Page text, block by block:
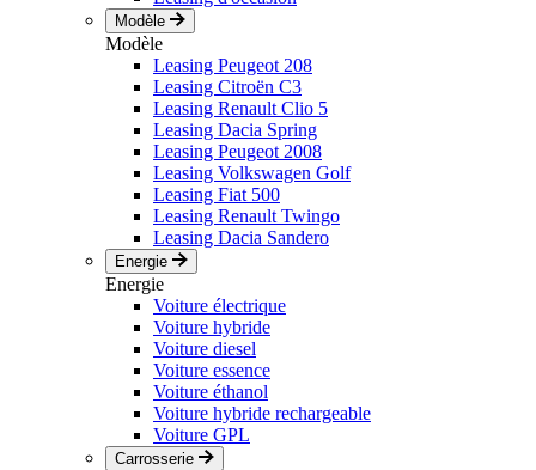
Modèle
Modèle
Leasing Peugeot 208
Leasing Citroën C3
Leasing Renault Clio 5
Leasing Dacia Spring
Leasing Peugeot 2008
Leasing Volkswagen Golf
Leasing Fiat 500
Leasing Renault Twingo
Leasing Dacia Sandero
Energie
Energie
Voiture électrique
Voiture hybride
Voiture diesel
Voiture essence
Voiture éthanol
Voiture hybride rechargeable
Voiture GPL
Carrosserie